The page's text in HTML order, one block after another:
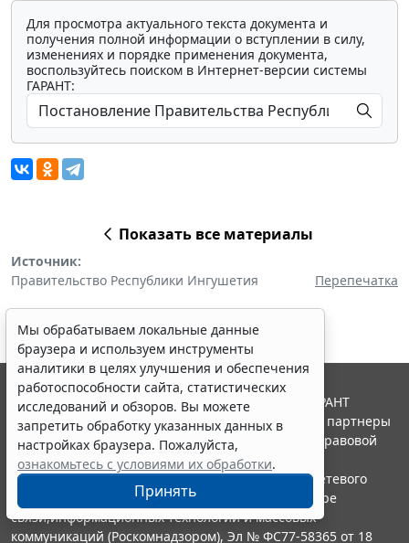
Для просмотра актуального текста документа и
получения полной информации о вступлении в силу,
изменениях и порядке применения документа,
воспользуйтесь поиском в Интернет-версии системы
ГАРАНТ:
Показать все материалы
Источник:
Правительство Республики Ингушетия
Перепечатка
Мы обрабатываем локальные данные
браузера и используем инструменты
аналитики в целях улучшения и обеспечения
работоспособности сайта, статистических
исследований и обзоров. Вы можете
запретить обработку указанных данных в
настройках браузера. Пожалуйста,
ознакомьтесь с условиями их обработки.
Принять
© ООО "НПП "ГАРАНТ-СЕРВИС", 2026. Система ГАРАНТ
выпускается с 1990 года. Компания "Гарант" и ее партнеры
являются участниками Российской ассоциации правовой
информации ГАРАНТ.
Портал ГАРАНТ.РУ зарегистрирован в качестве сетевого
издания Федеральной службой по надзору в сфере
связи,информационных технологий и массовых
коммуникаций (Роскомнадзором), Эл № ФС77-58365 от 18